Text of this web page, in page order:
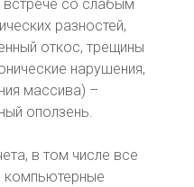
встрече со слабым
разностей,
откос, трещины
нарушения,
массива) –
оползень.
в том числе все